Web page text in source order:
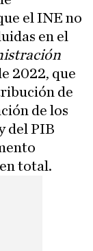
el INE no
en el
2022, que
de
de los
del PIB
total.